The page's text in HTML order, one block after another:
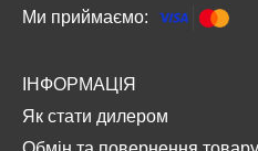
Ми приймаємо:
ІНФОРМАЦІЯ
Як стати дилером